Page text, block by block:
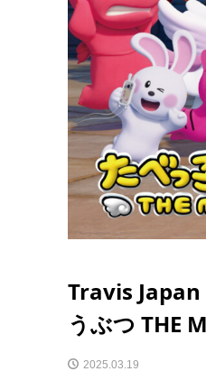
Travis
うぶつ THE
2025.03.19